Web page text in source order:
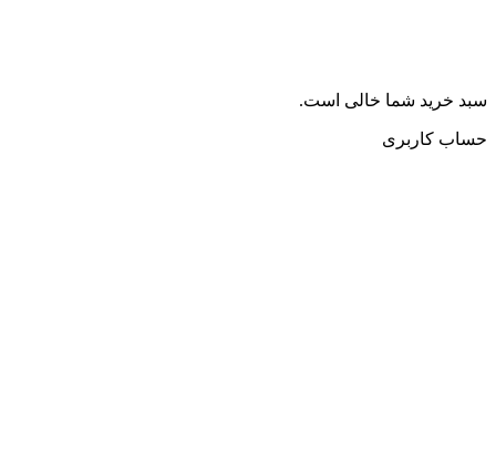
سبد خرید شما خالی است.
حساب کاربری